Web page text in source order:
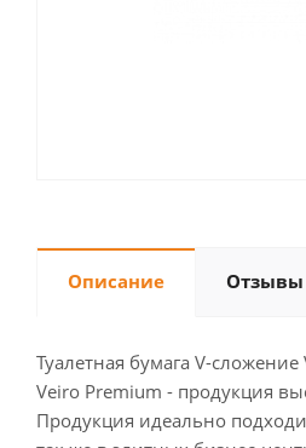
Описание Отзывы
Туалетная бумага V-
Veiro Premium - продукция
Продукция идеально